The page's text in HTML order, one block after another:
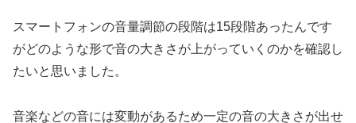
スマートフォンの音量調節の段階は15段階あったんです
がどのような形で音の大きさが上がっていくのかを確認し
たいと思いました。
音楽などの音には変動があるため一定の音の大きさが出せ